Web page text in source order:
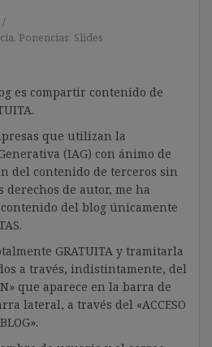
, Ponencias, Slides
es compartir contenido de
que utilizan la
(IAG) con ánimo de
del contenido de terceros sin
de autor, me ha
del blog únicamente
GRATUITA y tramitarla
a través, indistintamente, del
que aparece en la barra de
lateral, a través del «ACCESO